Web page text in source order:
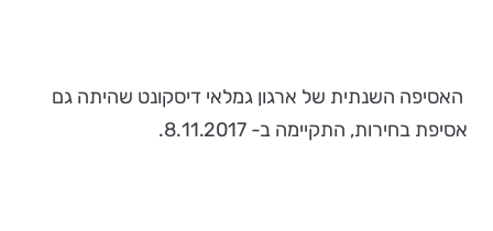
האסיפה השנתית של ארגון גמלאי דיסקונט שהיתה גם
אסיפת בחירות, התקיימה ב- 8.11.2017.